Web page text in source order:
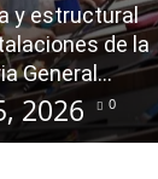
y estructural
de la
General...
2026 0